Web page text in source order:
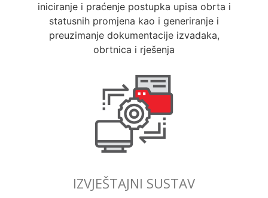
iniciranje i praćenje postupka upisa obrta i
statusnih promjena kao i generiranje i
preuzimanje dokumentacije izvadaka,
obrtnica i rješenja
IZVJEŠTAJNI SUSTAV